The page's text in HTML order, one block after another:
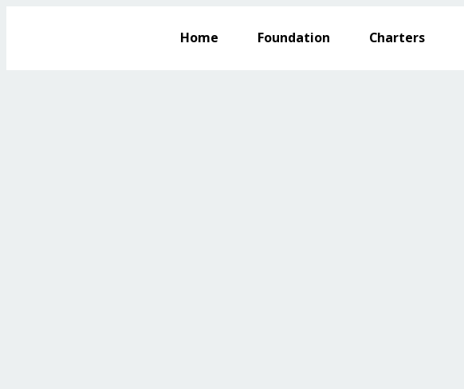
Home Foundation Charters